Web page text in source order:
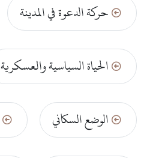
حركة الدعوة في المدينة
الحياة السياسية والعسكرية
الوضع السكاني